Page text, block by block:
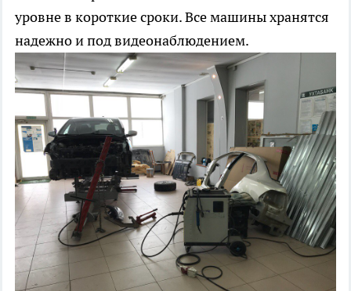
уровне в короткие сроки. Все машины хранятся
надежно и под видеонаблюдением.